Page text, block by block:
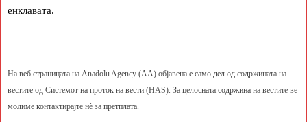
енклавата.
На веб страницата на Anadolu Agency (AA) објавена е само дел од содржината на
вестите од Системот на проток на вести (HAS). За целосната содржина на вестите ве
молиме контактирајте нè за претплата.